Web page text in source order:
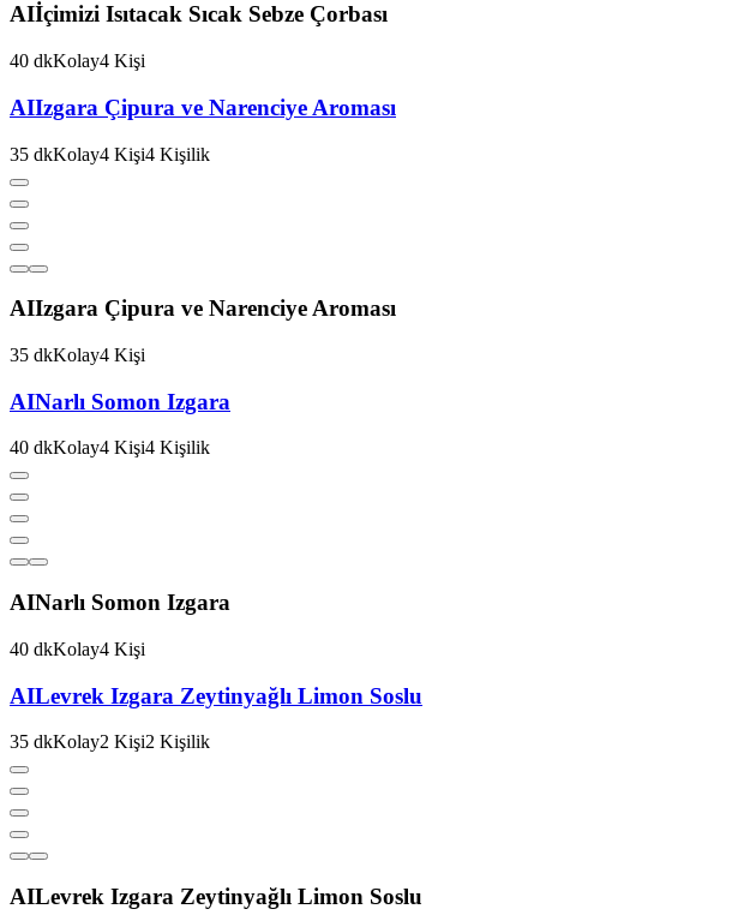
AIİçimizi Isıtacak Sıcak Sebze Çorbası
40 dkKolay4 Kişi
AIIzgara Çipura ve Narenciye Aroması
35 dkKolay4 Kişi4 Kişilik
AIIzgara Çipura ve Narenciye Aroması
35 dkKolay4 Kişi
AINarlı Somon Izgara
40 dkKolay4 Kişi4 Kişilik
AINarlı Somon Izgara
40 dkKolay4 Kişi
AILevrek Izgara Zeytinyağlı Limon Soslu
35 dkKolay2 Kişi2 Kişilik
AILevrek Izgara Zeytinyağlı Limon Soslu